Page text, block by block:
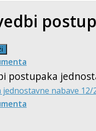
postupaka
nabave 12/